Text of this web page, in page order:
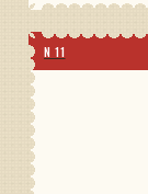
N 11